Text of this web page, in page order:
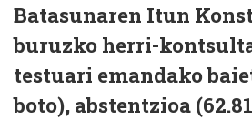
Batasunaren Itun
buruzko herri-
testuari emandako
boto), abstentzioa